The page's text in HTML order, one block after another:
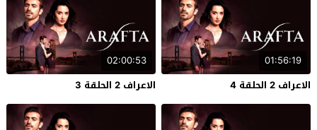
01:56:19
الاعراف 2 الحلقة 4
02:00:53
الاعراف 2 الحلقة 3